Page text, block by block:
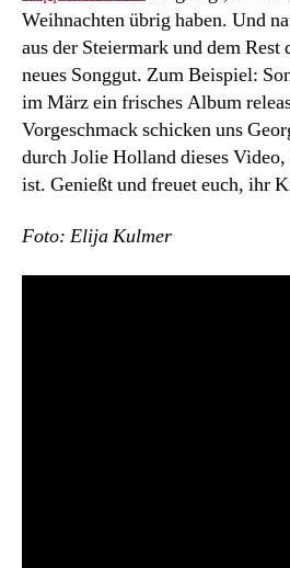
Weihnachten übrig haben. Und
aus der Steiermark und dem Rest
neues Songgut. Zum Beispiel:
im März ein frisches Album
Vorgeschmack schicken uns
durch Jolie Holland dieses Video,
ist. Genießt und freuet euch, ihr
Foto: Elija Kulmer